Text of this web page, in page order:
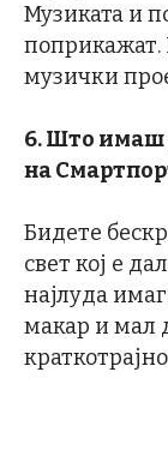
Музиката и
поприкажат.
музички
6. Што имаш
на См
Бидете
свет кој е
најлуда
макар и мал